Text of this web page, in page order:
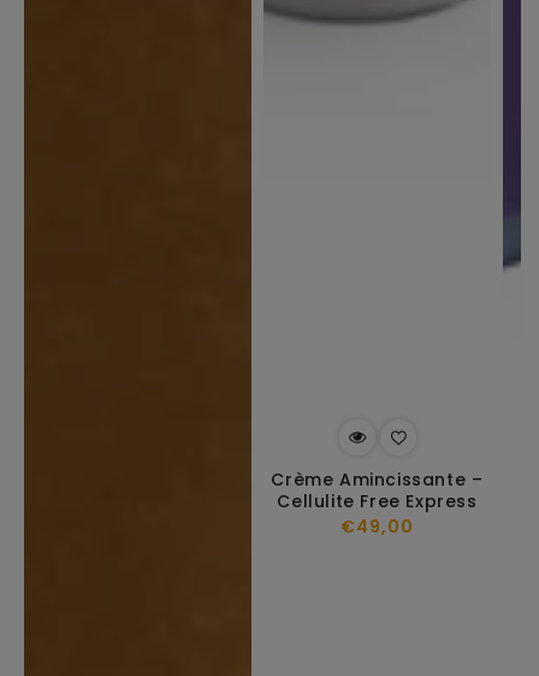
Crème Amincissante –
Cellulite Free Express
Prix
€49,00